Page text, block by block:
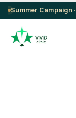
Summer Campaign ·